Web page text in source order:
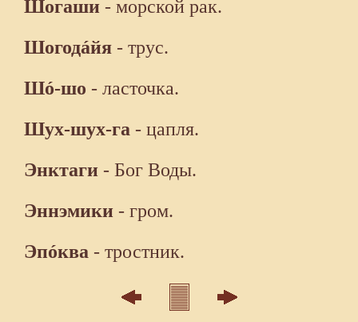
Шогаши - морской рак.
Шогодáйя - трус.
Шó-шо - ласточка.
Шух-шух-га - цапля.
Энктаги - Бог Воды.
Эннэмики - гром.
Эпóква - тростник.